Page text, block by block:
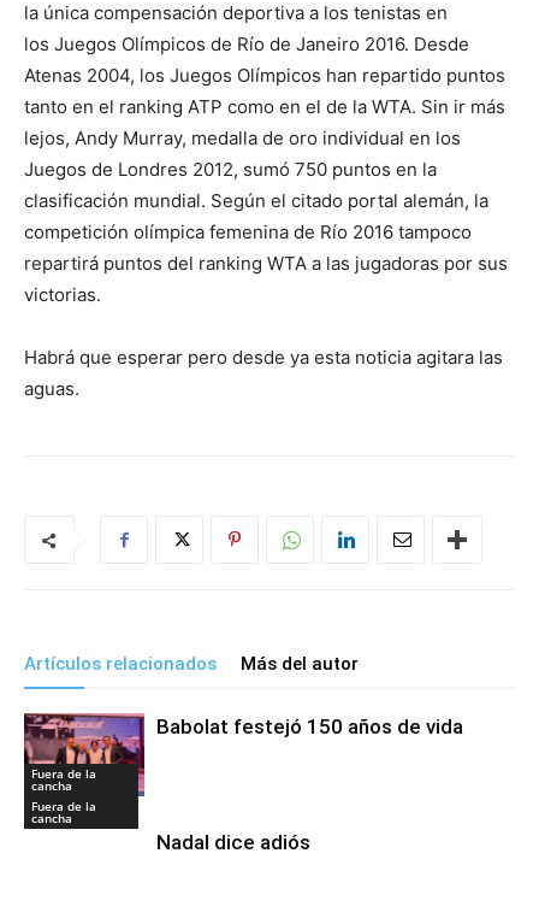
la única compensación deportiva a los tenistas en
los Juegos Olímpicos de Río de Janeiro 2016. Desde
Atenas 2004, los Juegos Olímpicos han repartido puntos
tanto en el ranking ATP como en el de la WTA. Sin ir más
lejos, Andy Murray, medalla de oro individual en los
Juegos de Londres 2012, sumó 750 puntos en la
clasificación mundial. Según el citado portal alemán, la
competición olímpica femenina de Río 2016 tampoco
repartirá puntos del ranking WTA a las jugadoras por sus
victorias.
Habrá que esperar pero desde ya esta noticia agitara las
aguas.
Artículos relacionados Más del autor
Fuera de la
cancha
Babolat festejó 150 años de vida
Fuera de la
cancha
Nadal dice adiós